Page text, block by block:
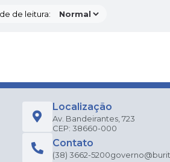
de leitura:
Localização
Av. Bandeirantes, 723
CEP: 38660-000
Contato
(38) 3662-5200